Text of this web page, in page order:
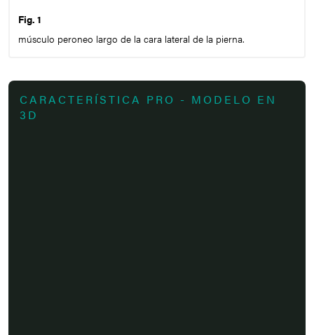
Fig. 1
músculo peroneo largo de la cara lateral de la pierna.
CARACTERÍSTICA PRO - MODELO EN
3D